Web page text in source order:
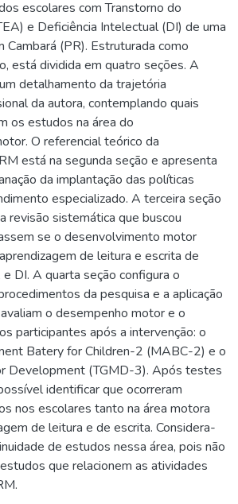
escolares com Transtorno do
e Deficiência Intelectual (DI) de uma
Cambará (PR). Estruturada como
está dividida em quatro seções. A
detalhamento da trajetória
da autora, contemplando quais
os estudos na área do
O referencial teórico da
está na segunda seção e apresenta
da implantação das políticas
especializado. A terceira seção
revisão sistemática que buscou
se o desenvolvimento motor
de leitura e escrita de
DI. A quarta seção configura o
da pesquisa e a aplicação
o desempenho motor e o
participantes após a intervenção: o
Batery for Children-2 (MABC-2) e o
Development (TGMD-3). Após testes
identificar que ocorreram
nos escolares tanto na área motora
de leitura e de escrita. Considera-
de estudos nessa área, pois não
que relacionem as atividades